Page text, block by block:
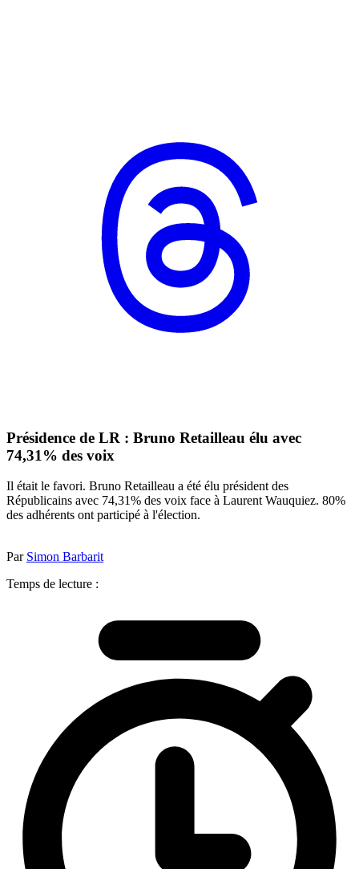
Présidence de LR : Bruno Retailleau élu avec
74,31% des voix
Il était le favori. Bruno Retailleau a été élu président des
Républicains avec 74,31% des voix face à Laurent Wauquiez. 80%
des adhérents ont participé à l'élection.
Par Simon Barbarit
Temps de lecture :